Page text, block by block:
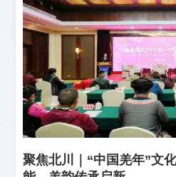
聚焦北川｜“中国羌年”文